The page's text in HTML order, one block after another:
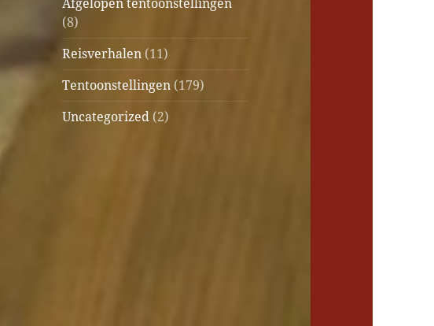
(8)
Reisverhalen (11)
Tentoonstellingen (179)
Uncategorized (2)